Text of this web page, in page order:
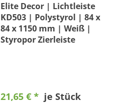
Elite Decor | Lichtleiste
KD503 | Polystyrol | 84 x
84 x 1150 mm | Weiß |
Styropor Zierleiste
21,65 € * je Stück